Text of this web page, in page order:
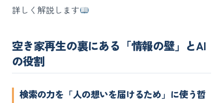
詳しく解説します
空き家再生の裏にある「情報の壁」とAI
の役割
検索の力を「人の想いを届けるため」に使う哲